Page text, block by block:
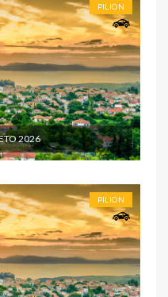
PILION
2026
PILION